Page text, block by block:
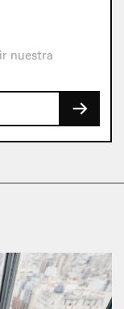
nuestra
→